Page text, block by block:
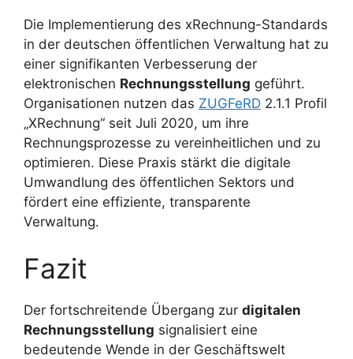
Die Implementierung des xRechnung-Standards
in der deutschen öffentlichen Verwaltung hat zu
einer signifikanten Verbesserung der
elektronischen Rechnungsstellung geführt.
Organisationen nutzen das ZUGFeRD 2.1.1 Profil
„XRechnung“ seit Juli 2020, um ihre
Rechnungsprozesse zu vereinheitlichen und zu
optimieren. Diese Praxis stärkt die digitale
Umwandlung des öffentlichen Sektors und
fördert eine effiziente, transparente
Verwaltung.
Fazit
Der fortschreitende Übergang zur digitalen
Rechnungsstellung signalisiert eine
bedeutende Wende in der Geschäftswelt